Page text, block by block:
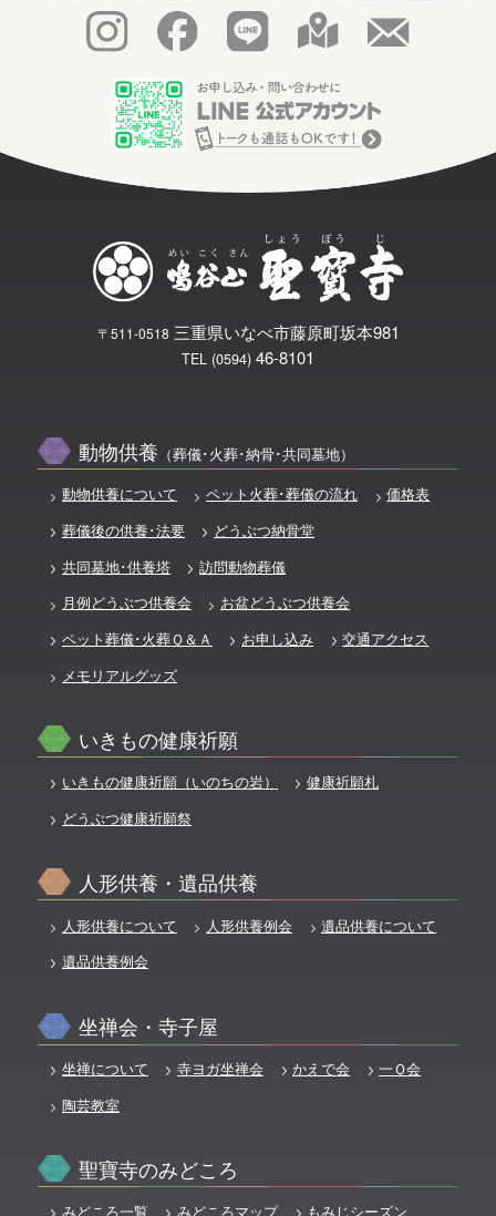
〒511-0518 三重県いなべ市藤原町坂本981
TEL (0594) 46-8101
動物供養 （葬儀･火葬･納骨･共同墓地）
動物供養について
ペット火葬･葬儀の流れ
価格表
葬儀後の供養･法要
どうぶつ納骨堂
共同墓地･供養塔
訪問動物葬儀
月例どうぶつ供養会
お盆どうぶつ供養会
ペット葬儀･火葬Ｑ＆Ａ
お申し込み
交通アクセス
メモリアルグッズ
いきもの健康祈願
いきもの健康祈願（いのちの岩）
健康祈願札
どうぶつ健康祈願祭
人形供養・遺品供養
人形供養について 人形供養例会
遺品供養について
遺品供養例会
坐禅会・寺子屋
坐禅について 寺ヨガ坐禅会 かえで会
一Ｑ会
陶芸教室
聖寶寺のみどころ
みどころ一覧 みどころマップ もみじシーズン